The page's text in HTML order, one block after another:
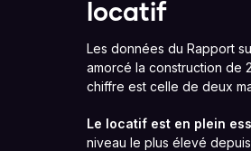
locatif
Les données du Rapport
amorcé la construction de
chiffre est celle de deux
Le locatif est en plein
niveau le plus élevé